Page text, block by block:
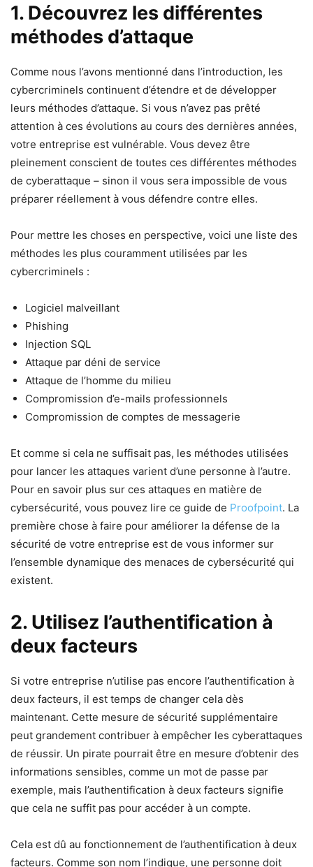
1. Découvrez les différentes
méthodes d’attaque
Comme nous l’avons mentionné dans l’introduction, les
cybercriminels continuent d’étendre et de développer
leurs méthodes d’attaque. Si vous n’avez pas prêté
attention à ces évolutions au cours des dernières années,
votre entreprise est vulnérable. Vous devez être
pleinement conscient de toutes ces différentes méthodes
de cyberattaque – sinon il vous sera impossible de vous
préparer réellement à vous défendre contre elles.
Pour mettre les choses en perspective, voici une liste des
méthodes les plus couramment utilisées par les
cybercriminels :
Logiciel malveillant
Phishing
Injection SQL
Attaque par déni de service
Attaque de l’homme du milieu
Compromission d’e-mails professionnels
Compromission de comptes de messagerie
Et comme si cela ne suffisait pas, les méthodes utilisées
pour lancer les attaques varient d’une personne à l’autre.
Pour en savoir plus sur ces attaques en matière de
cybersécurité, vous pouvez lire ce guide de Proofpoint. La
première chose à faire pour améliorer la défense de la
sécurité de votre entreprise est de vous informer sur
l’ensemble dynamique des menaces de cybersécurité qui
existent.
2. Utilisez l’authentification à
deux facteurs
Si votre entreprise n’utilise pas encore l’authentification à
deux facteurs, il est temps de changer cela dès
maintenant. Cette mesure de sécurité supplémentaire
peut grandement contribuer à empêcher les cyberattaques
de réussir. Un pirate pourrait être en mesure d’obtenir des
informations sensibles, comme un mot de passe par
exemple, mais l’authentification à deux facteurs signifie
que cela ne suffit pas pour accéder à un compte.
Cela est dû au fonctionnement de l’authentification à deux
facteurs. Comme son nom l’indique, une personne doit